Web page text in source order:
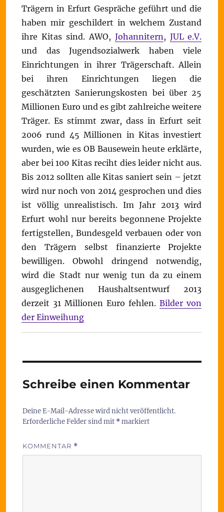
Trägern in Erfurt Gespräche geführt und die
haben mir geschildert in welchem Zustand
ihre Kitas sind. AWO, Johannitern, JUL e.V.
und das Jugendsozialwerk haben viele
Einrichtungen in ihrer Trägerschaft. Allein
bei ihren Einrichtungen liegen die
geschätzten Sanierungskosten bei über 25
Millionen Euro und es gibt zahlreiche weitere
Träger. Es stimmt zwar, dass in Erfurt seit
2006 rund 45 Millionen in Kitas investiert
wurden, wie es OB Bausewein heute erklärte,
aber bei 100 Kitas reciht dies leider nicht aus.
Bis 2012 sollten alle Kitas saniert sein – jetzt
wird nur noch von 2014 gesprochen und dies
ist völlig unrealistisch. Im Jahr 2013 wird
Erfurt wohl nur bereits begonnene Projekte
fertigstellen, Bundesgeld verbauen oder von
den Trägern selbst finanzierte Projekte
bewilligen. Obwohl dringend notwendig,
wird die Stadt nur wenig tun da zu einem
ausgeglichenen Haushaltsentwurf 2013
derzeit 31 Millionen Euro fehlen.Bilder von
der Einweihung
Schreibe einen Kommentar
Deine E-Mail-Adresse wird nicht veröffentlicht.
Erforderliche Felder sind mit *markiert
KOMMENTAR *